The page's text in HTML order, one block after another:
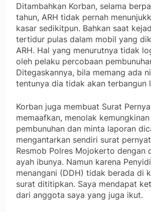
Ditambahkan Korban, selama
tahun, ARH tidak pernah
kasar sedikitpun. Bahkan saat
tertidur pulas dalam mobil yang
ARH. Hal yang menurutnya tidak
oleh pelaku percobaan
Ditegaskannya, bila memang ada
tentunya dia tidak akan terbangun
Korban juga membuat Surat
memaafkan, menolak
pembunuhan dan minta laporan
mengantarkan sendiri surat
Resmob Polres Mojokerto dengan
ayah ibunya. Namun karena
menangani (DDH) tidak berada di
surat dititipkan. Saya mendapat
dari anggota saya yang juga ikut.